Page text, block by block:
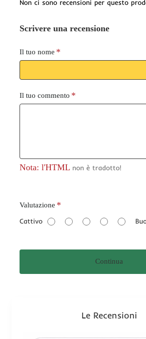
Non ci sono recensioni per questo
Scrivere una recensione
Il tuo nome
Il tuo commento
Nota: l'HTML non è tradotto!
V
l
t
z
Valutazione
Cattivo
Continua
Le Recensioni